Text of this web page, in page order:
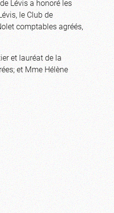
Lévis a honoré les
le Club de
comptables agréés,
et lauréat de la
et Mme Hélène